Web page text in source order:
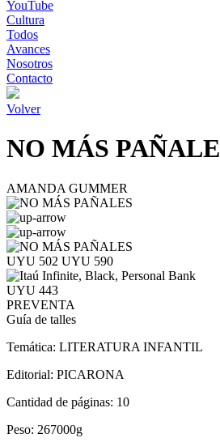
YouTube
Cultura
Todos
Avances
Nosotros
Contacto
Volver
NO MÁS
AMANDA GUMMER
UYU 502 UYU 590
UYU 443
PREVENTA
Guía de talles
Temática: LITERATURA INFANTIL
Editorial: PICARONA
Cantidad de páginas: 10
Peso: 267000g